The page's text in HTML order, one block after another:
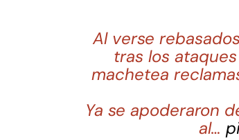
Al verse
tras los
machetea
Ya se apoderaron
al…